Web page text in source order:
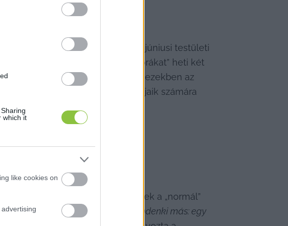
which it
like cookies on
tanácsnokként azt javasolta a júniusi testületi
vezessék be a „csendes órákat” heti két
között. Indítványa  az volt, hogy ezekben az
sérült gyermekek és családjaik számára
és családjaiknak, akiknek a „normál”
hanem ugyanazt, mint mindenki más: egy